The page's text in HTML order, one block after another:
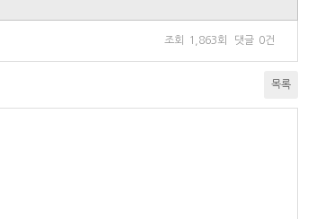
조회 1,863회 댓글 0건
목록